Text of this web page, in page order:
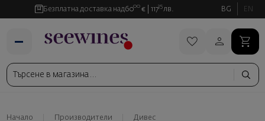
Безплатна доставка над6000 € 11735 лв. BG EN
Начало Производители Дивес